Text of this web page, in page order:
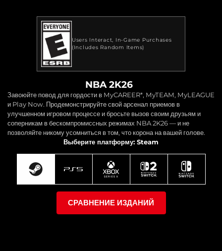
Users Interact In-Game Purchases
(Includes Random Items)
NBA 2K26
Завоюйте повод для гордости в MyCAREER*, MyTEAM, MyLEAGUE
и Play Now. Продемонстрируйте свой арсенал приемов в
улучшенном игровом процессе и бросьте вызов своим друзьям и
соперникам в бескомпромиссных режимах NBA 2K26 — и не
позволяйте никому усомниться в том, что корона на вашей голове.
Выберите платформу: Steam
СРАВНЕНИЕ ИЗДАНИЙ